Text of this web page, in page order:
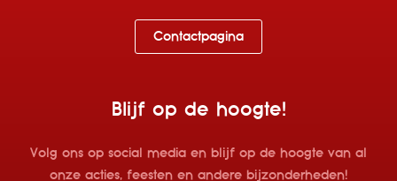
Contactpagina
Blijf op de hoogte!
Volg ons op social media en blijf op de hoogte van al
onze acties, feesten en andere bijzonderheden!